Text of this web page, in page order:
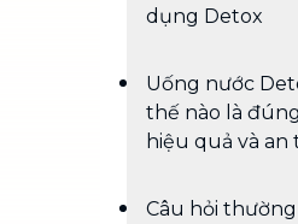
dụng Detox
Uống nước
thế nào là
hiệu quả và an
Câu hỏi